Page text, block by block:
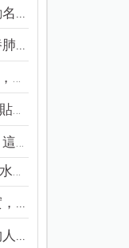
...
...
...
...
...